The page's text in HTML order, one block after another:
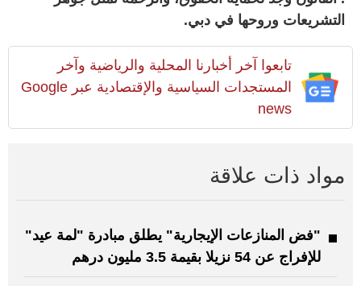
التشريعات وروحها في دبي.
تابعوا آخر أخبارنا المحلية والرياضية وآخر
المستجدات السياسية والإقتصادية عبر Google
news
مواد ذات علاقة
"فض المنازعات الإيجارية" يطلق مبادرة "لمة عيد"
للإفراج عن 54 نزيلا بقيمة 3.5 مليون درهم